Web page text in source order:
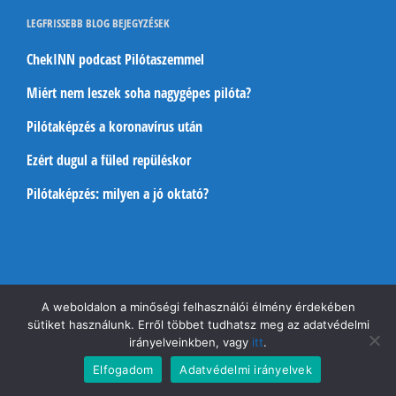
LEGFRISSEBB BLOG BEJEGYZÉSEK
ChekINN podcast Pilótaszemmel
Miért nem leszek soha nagygépes pilóta?
Pilótaképzés a koronavírus után
Ezért dugul a füled repüléskor
Pilótaképzés: milyen a jó oktató?
Copyright 2026 Pilótaszemmel | Minden jog fenntartva!
Pilótaszemmel
Általános szerződési feltételek|Adatkezelési szabályzat
Sütikezelés
A weboldalon a minőségi felhasználói élmény érdekében
sütiket használunk. Erről többet tudhatsz meg az adatvédelmi
irányelveinkben, vagy itt.
Elfogadom
Adatvédelmi irányelvek